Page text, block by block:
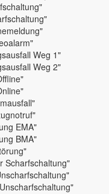
Weg 1"
Weg 2"
EMA"
BMA"
Scharfschaltung"